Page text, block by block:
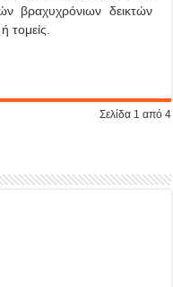
βραχυχρόνιων δεικτών
Σελίδα 1 από 4